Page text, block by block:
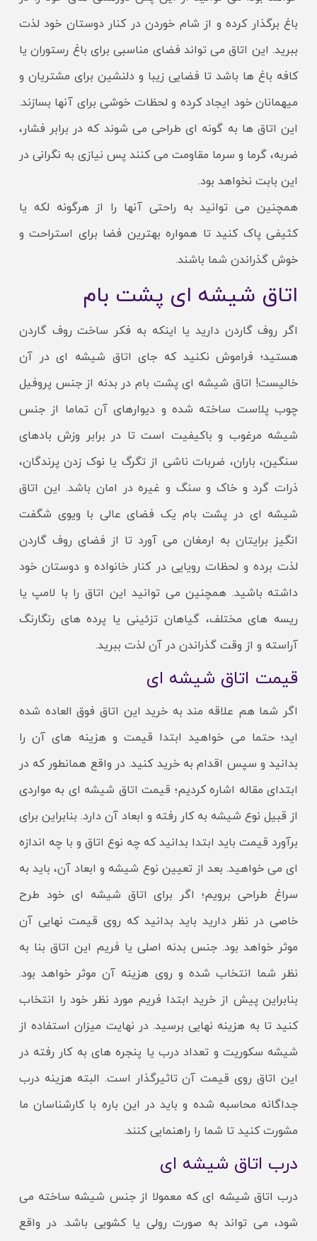
باغ برگذار کرده و از شام خوردن در کنار دوستان خود لذت
ببرید. این اتاق می تواند فضای مناسبی برای باغ رستوران یا
کافه باغ ها باشد تا فضایی زیبا و دلنشین برای مشتریان و
میهمانان خود ایجاد کرده و لحظات خوشی برای آنها بسازند.
این اتاق ها به گونه ای طراحی می شوند که در برابر فشار،
ضربه، گرما و سرما مقاومت می کنند پس نیازی به نگرانی در
این بابت نخواهد بود.
همچنین می توانید به راحتی آنها را از هرگونه لکه یا
کثیفی پاک کنید تا همواره بهترین فضا برای استراحت و
خوش گذراندن شما باشند.
اتاق شیشه ای پشت بام
اگر روف گاردن دارید یا اینکه به فکر ساخت روف گاردن
هستید؛ فراموش نکنید که جای اتاق شیشه ای در آن
خالیست! اتاق شیشه ای پشت بام در بدنه از جنس پروفیل
چوب پلاست ساخته شده و دیوارهای آن تماما از جنس
شیشه مرغوب و باکیفیت است تا در برابر وزش بادهای
سنگین، باران، ضربات ناشی از تگرگ یا نوک زدن پرندگان،
ذرات گرد و خاک و سنگ و غیره در امان باشد. این اتاق
شیشه ای در پشت بام یک فضای عالی با ویوی شگفت
انگیز برایتان به ارمغان می آورد تا از فضای روف گاردن
لذت برده و لحظات رویایی در کنار خانواده و دوستان خود
داشته باشید. همچنین می توانید این اتاق را با لامپ یا
ریسه های مختلف، گیاهان تزئینی یا پرده های رنگارنگ
آراسته و از وقت گذراندن در آن لذت ببرید.
قیمت اتاق شیشه ای
اگر شما هم علاقه مند به خرید این اتاق فوق العاده شده
اید؛ حتما می خواهید ابتدا قیمت و هزینه های آن را
بدانید و سپس اقدام به خرید کنید. در واقع همانطور که در
ابتدای مقاله اشاره کردیم؛ قیمت اتاق شیشه ای به مواردی
از قبیل نوع شیشه به کار رفته و ابعاد آن دارد. بنابراین برای
برآورد قیمت باید ابتدا بدانید که چه نوع اتاق و با چه اندازه
ای می خواهید. بعد از تعیین نوع شیشه و ابعاد آن، باید به
سراغ طراحی برویم؛ اگر برای اتاق شیشه ای خود طرح
خاصی در نظر دارید باید بدانید که روی قیمت نهایی آن
موثر خواهد بود. جنس بدنه اصلی یا فریم این اتاق بنا به
نظر شما انتخاب شده و روی هزینه آن موثر خواهد بود.
بنابراین پیش از خرید ابتدا فریم مورد نظر خود را انتخاب
کنید تا به هزینه نهایی برسید. در نهایت میزان استفاده از
شیشه سکوریت و تعداد درب یا پنجره های به کار رفته در
این اتاق روی قیمت آن تاثیرگذار است. البته هزینه درب
جداگانه محاسبه شده و باید در این باره با کارشناسان ما
مشورت کنید تا شما را راهنمایی کنند.
درب اتاق شیشه ای
درب اتاق شیشه ای که معمولا از جنس شیشه ساخته می
شود، می تواند به صورت رولی یا کشویی باشد. در واقع